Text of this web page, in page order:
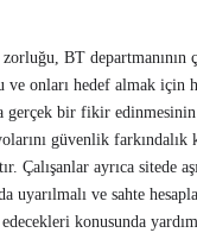
BT departmanının
ve onları hedef almak için
gerçek bir fikir edinmesinin
güvenlik farkındalık
Çalışanlar ayrıca sitede
uyarılmalı ve sahte
edecekleri konusunda